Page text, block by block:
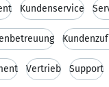
Kundenservice
Vertrieb Support